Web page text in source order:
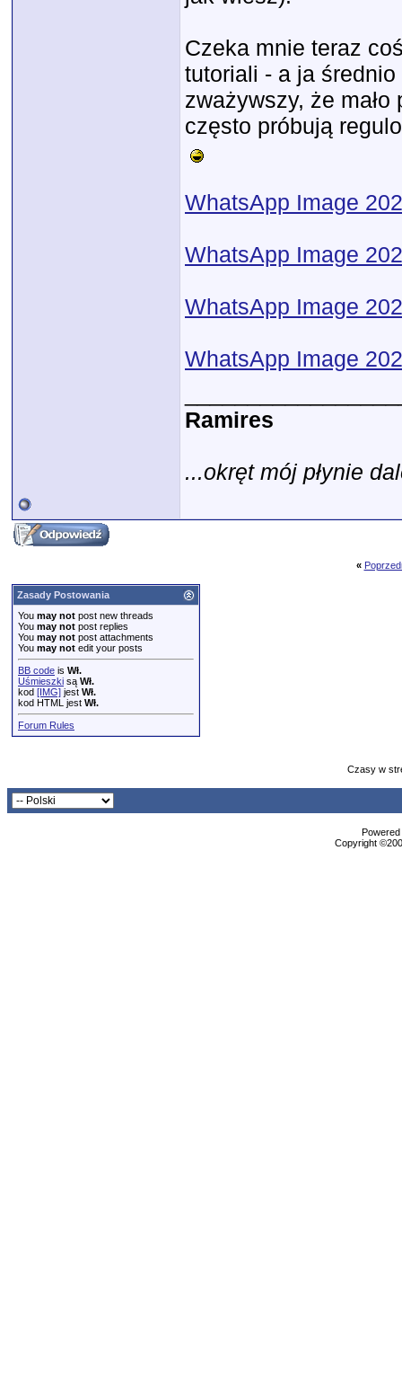
Czeka mnie teraz
tutoriali - a ja
zważywszy, że
często próbują
WhatsApp Image
WhatsApp Image
WhatsApp Image
WhatsApp Image
Ramires
...okręt mój płynie
«
Zasady Postowania
You may not post new threads
You may not post replies
You may not post attachments
You may not edit your posts
BB code is Wł.
Uśmieszki są Wł.
kod [IMG] jest Wł.
kod HTML jest Wł.
Forum Rules
Czasy w
Copyright